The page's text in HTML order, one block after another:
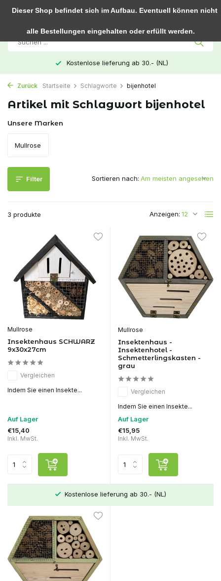
0
Kostenlose lieferung ab 30.- (NL)
Zurück Startseite Schlagworte bijenhotel
Artikel mit Schlagwort bijenhotel
Unsere Marken
Mullrose
Filter
3 produkte Anzeigen:
Sortieren nach:
Mullrose
Insektenhaus SCHWARZ
9x30x27cm
Vergleichen
Indem Sie einen Insekte...
Auf Lager
€15,40
Inkl. MwSt.
Mullrose
Insektenhaus -
Insektenhotel -
Schmetterlingskasten -
grau
Vergleichen
Indem Sie einen Insekte...
Auf Lager
€15,95
Inkl. MwSt.
Kostenlose lieferung ab 30.- (NL)
Dieser Shop befindet sich im Aufbau. Eventuell können nicht
alle Bestellungen eingehalten oder erfüllt werden.